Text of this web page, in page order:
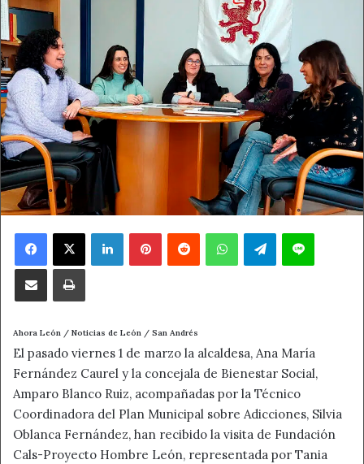
Facebook
X LinkedInPinterestReddit WhatsAppTelegramLine
Compartir por correo electrónicoImprimir
Ahora León / Noticias de León / San Andrés
El pasado viernes 1 de marzo la alcaldesa, Ana María
Fernández Caurel y la concejala de Bienestar Social,
Amparo Blanco Ruiz, acompañadas por la Técnico
Coordinadora del Plan Municipal sobre Adicciones, Silvia
Oblanca Fernández, han recibido la visita de Fundación
Cals-Proyecto Hombre León, representada por Tania